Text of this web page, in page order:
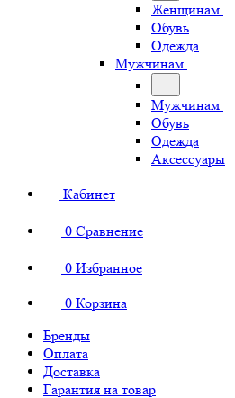
Женщинам
Обувь
Одежда
Мужчинам
Мужчинам
Обувь
Одежда
Аксессуары
Кабинет
0 Сравнение
0 Избранное
0 Корзина
Бренды
Оплата
Доставка
Гарантия на товар